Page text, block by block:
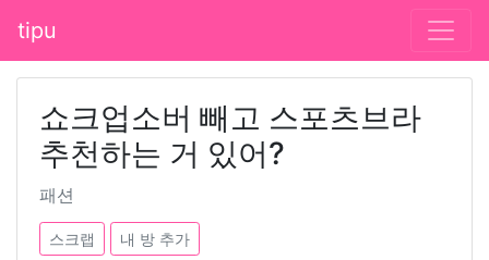
tipu
쇼크업소버 빼고 스포츠브라
추천하는 거 있어?
패션
스크랩 내 방 추가